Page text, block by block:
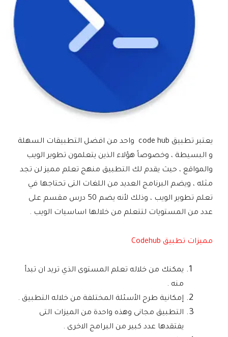
يعتبر تطبيق code hub واحد من افضل التطبيقات السهلة
و البسيطة ، وخصوصاً هؤلاء الذين يتعلمون تطوير الويب
والمواقع ، حيث يقدم لك التطبيق منهج تعلم مميز لن تجد
مثله ، ويضم البرنامج العديد من اللغات التى تحتاجها في
تعلم تطوير الويب ، وذلك لأنه يضم 50 درس مقسم على
عدد من المستويات لتتعلم من خلالها اساسيات الويب .
مميزات تطبيق Codehub‏
يمكنك من خلاله تعلم المستوى الذي تريد ان تبدأ
منه .
إمكانية طرح الأسئلة المختلفة من خلاله التطبيق .
التطبيق مجانى وهذه واحدة من الميزات التى
يفتقدها عدد كبير من البرامج الاخرى .